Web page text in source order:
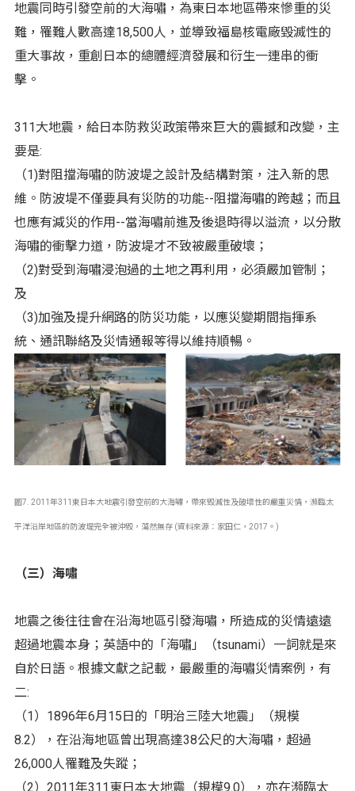
地震同時引發空前的大海嘯，為東日本地區帶來慘重的災
難，罹難人數高達18,500人，並導致福島核電廠毀滅性的
重大事故，重創日本的總體經濟發展和衍生一連串的衝
擊。
311大地震，給日本防救災政策帶來巨大的震撼和改變，主
要是:
（1)對阻擋海嘯的防波堤之設計及結構對策，注入新的思
維。防波堤不僅要具有災防的功能--阻擋海嘯的跨越；而且
也應有減災的作用--當海嘯前進及後退時得以溢流，以分散
海嘯的衝擊力道，防波堤才不致被嚴重破壞；
（2)對受到海嘯浸泡過的土地之再利用，必須嚴加管制；
及
（3)加強及提升網路的防災功能，以應災變期間指揮系
統、通訊聯絡及災情通報等得以維持順暢。
圖7. 2011年311東日本大地震引發空前的大海嘯，帶來毀滅性及破壞性的嚴重災情，瀕臨太
平洋沿岸地區的防波堤完全被沖毀，蕩然無存 (資料來源：家田仁，2017。)
（三）海嘯
地震之後往往會在沿海地區引發海嘯，所造成的災情遠遠
超過地震本身；英語中的「海嘯」（tsunami）一詞就是來
自於日語。根據文獻之記載，最嚴重的海嘯災情案例，有
二:
（1）1896年6月15日的「明治三陸大地震」（規模
8.2），在沿海地區曾出現高達38公尺的大海嘯，超過
26,000人罹難及失蹤；
（2）2011年311東日本大地震（規模9.0），亦在瀕臨太